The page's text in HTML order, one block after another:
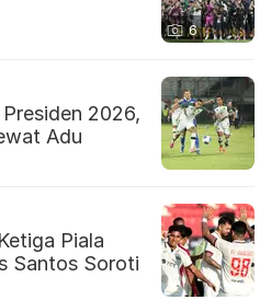
6
2026,
Adu
Piala
Santos Soroti